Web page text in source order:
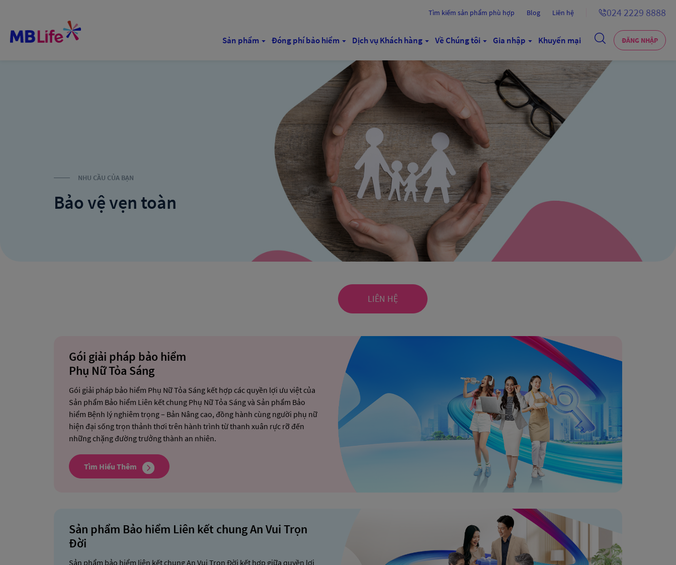
Tìm kiếm sản phẩm phù hợp Blog Liên hệ 024 2229 8888
Sản phẩm Đóng phí bảo hiểm Dịch vụ Khách hàng Về Chúng tôi Gia nhập Khuyến mại ĐĂNG NHẬP
NHU CẦU CỦA BẠN
Bảo vệ vẹn toàn
LIÊN HỆ
Gói giải pháp bảo hiểm
Phụ Nữ Tỏa Sáng
Gói giải pháp bảo hiểm Phụ Nữ Tỏa Sáng kết hợp các quyền lợi ưu việt của
Sản phẩm Bảo hiểm Liên kết chung Phụ Nữ Tỏa Sángvà Sản phẩm Bảo
hiểm Bệnh lý nghiêm trọng – Bản Nâng cao, đồng hành cùng người phụ nữ
hiện đại sống trọn thảnh thơi trên hành trình từ thanh xuân rực rỡ đến
những chặng đường trưởng thành an nhiên.
Tìm Hiểu Thêm
Sản phẩm Bảo hiểm Liên kết chung An Vui Trọn
Đời
Sản phẩm bảo hiểm liên kết chung An Vui Trọn Đời kết hợp giữa quyền lợi